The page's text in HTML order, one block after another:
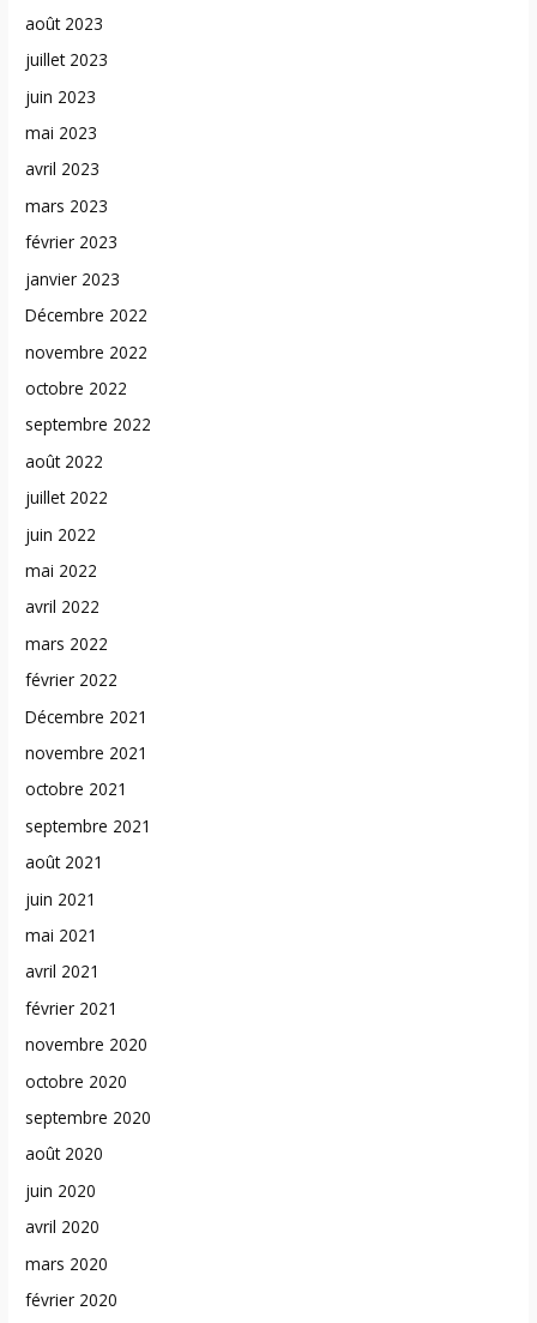
août 2023
juillet 2023
juin 2023
mai 2023
avril 2023
mars 2023
février 2023
janvier 2023
Décembre 2022
novembre 2022
octobre 2022
septembre 2022
août 2022
juillet 2022
juin 2022
mai 2022
avril 2022
mars 2022
février 2022
Décembre 2021
novembre 2021
octobre 2021
septembre 2021
août 2021
juin 2021
mai 2021
avril 2021
février 2021
novembre 2020
octobre 2020
septembre 2020
août 2020
juin 2020
avril 2020
mars 2020
février 2020